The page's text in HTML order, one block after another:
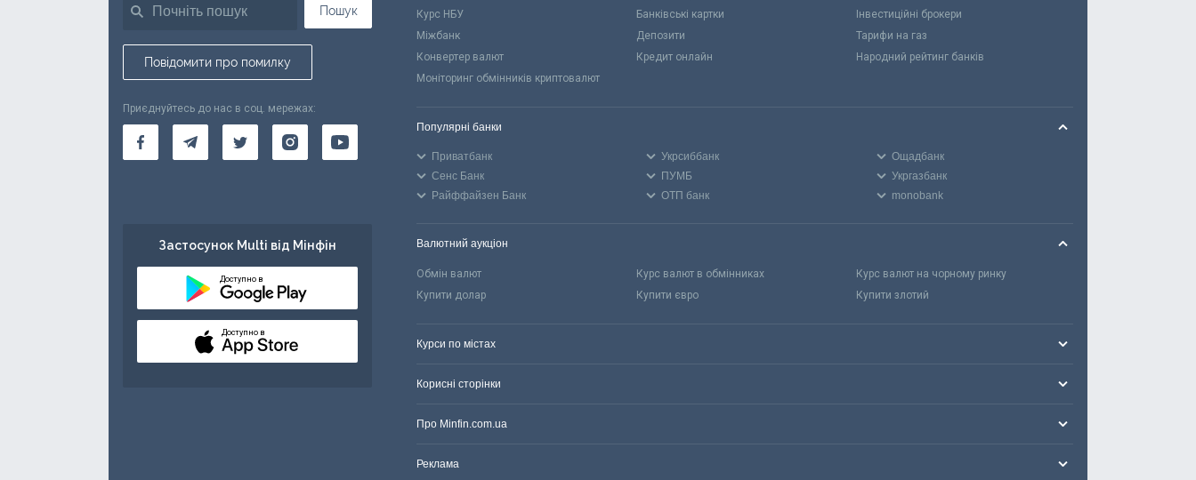
Пошук
Повідомити про помилку
Приєднуйтесь до нас в соц. мережах:
Застосунок Multi від Мінфін
Доступно в
Доступно в
Курс НБУ
Банківські картки
Інвестиційні брокери
Міжбанк
Депозити
Тарифи на газ
Конвертер валют
Кредит онлайн
Народний рейтинг банків
Моніторинг обмінників криптовалют
Популярні банки
Приватбанк Укрсиббанк
Ощадбанк
Сенс Банк
ПУМБ
Укргазбанк
Райффайзен Банк
ОТП банк monobank
Валютний аукціон
Обмін валют Курс валют в обмінниках
Курс валют на чорному ринку
Купити долар
Купити євро Купити злотий
Курси по містах
Корисні сторінки
Про Minfin.com.ua
Реклама